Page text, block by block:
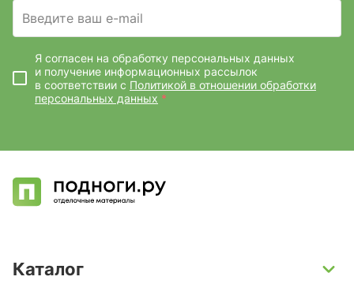
Введите ваш e-mail
Я согласен на обработку персональных данных
и получение информационных рассылок
в соответствии с Политикой в отношении обработки
персональных данных *
Каталог